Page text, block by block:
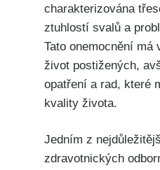
charakterizována
ztuhlostí svalů a
Tato onemocnění má
život postižených,
opatření a rad, které
kvality života.
Jedním z
zdravotnických